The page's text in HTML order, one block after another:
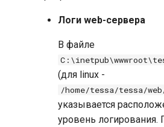
решения
Обновление
кастомизированного
Экспорт конфигурации веб-
Логи web-сервера
В файле
(для linux -
/home/tessa/tessa/
указывается
уровень